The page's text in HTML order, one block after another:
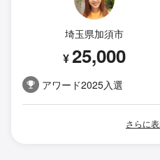
埼玉県加須市
¥25,000
アワード2025入選
さらに